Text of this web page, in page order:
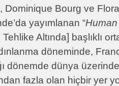
Dominique Bourg ve
yayımlanan “
Altında] başlıklı
döneminde,
dönemde dünya
fazla olan hiçbir yer